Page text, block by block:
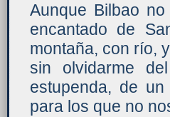
Aunque Bilbao
encantado de
montaña, con río,
sin olvidarme
estupenda, de
para los que no